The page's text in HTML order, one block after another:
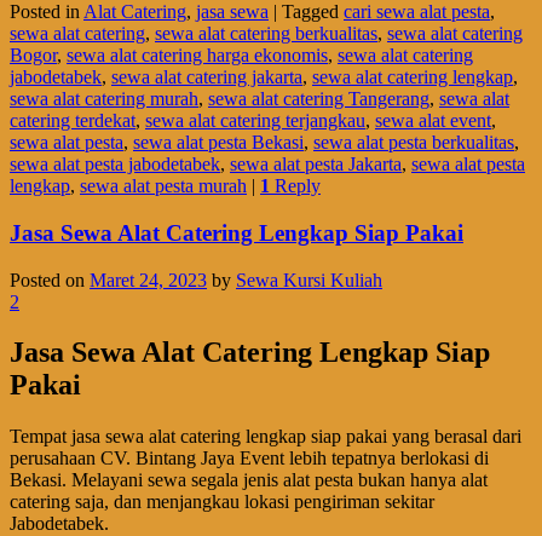
Posted in Alat Catering, jasa sewa | Tagged cari sewa alat pesta,
sewa alat catering, sewa alat catering berkualitas, sewa alat catering
Bogor, sewa alat catering harga ekonomis, sewa alat catering
jabodetabek, sewa alat catering jakarta, sewa alat catering lengkap,
sewa alat catering murah, sewa alat catering Tangerang, sewa alat
catering terdekat, sewa alat catering terjangkau, sewa alat event,
sewa alat pesta, sewa alat pesta Bekasi, sewa alat pesta berkualitas,
sewa alat pesta jabodetabek, sewa alat pesta Jakarta, sewa alat pesta
lengkap, sewa alat pesta murah | 1 Reply
Jasa Sewa Alat Catering Lengkap Siap Pakai
Posted on Maret 24, 2023 by Sewa Kursi Kuliah
2
Jasa Sewa Alat Catering Lengkap Siap
Pakai
Tempat jasa sewa alat catering lengkap siap pakai yang berasal dari
perusahaan CV. Bintang Jaya Event lebih tepatnya berlokasi di
Bekasi. Melayani sewa segala jenis alat pesta bukan hanya alat
catering saja, dan menjangkau lokasi pengiriman sekitar
Jabodetabek.